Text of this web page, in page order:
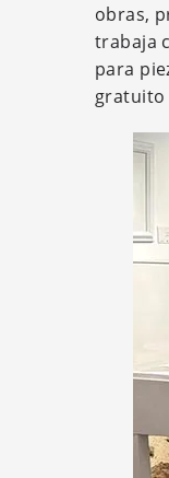
obras,
trabaja
para
gratuito